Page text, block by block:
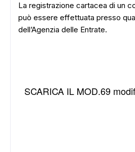
La registrazione cartacea di un
può essere effettuata presso
dell’Agenzia delle Entrate.
SCARICA IL MOD.69